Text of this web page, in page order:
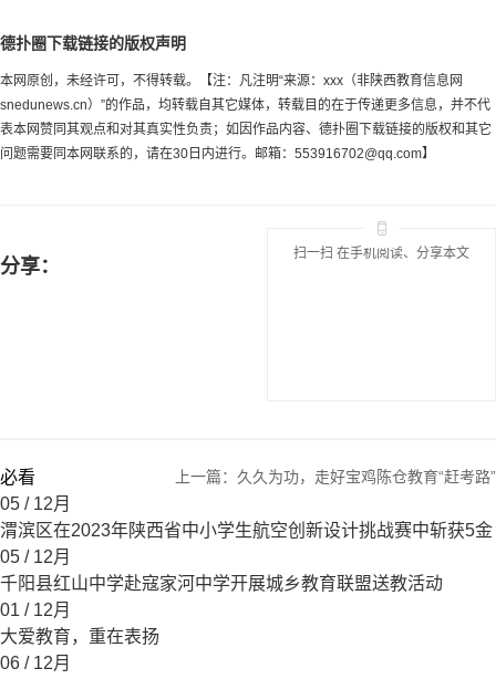
德扑圈下载链接的版权声明
本网原创，未经许可，不得转载。【注：凡注明“来源：xxx（非陕西教育信息网
snedunews.cn）”的作品，均转载自其它媒体，转载目的在于传递更多信息，并不代
表本网赞同其观点和对其真实性负责；如因作品内容、德扑圈下载链接的版权和其它
问题需要同本网联系的，请在30日内进行。邮箱： 553916702@qq.com】
分享：
扫一扫 在手机阅读、分享本文
上一篇： 久久为功，走好宝鸡陈仓教育“赶考路”
必看
05 / 12月
渭滨区在2023年陕西省中小学生航空创新设计挑战赛中斩获5金
05 / 12月
千阳县红山中学赴寇家河中学开展城乡教育联盟送教活动
01 / 12月
大爱教育，重在表扬
06 / 12月